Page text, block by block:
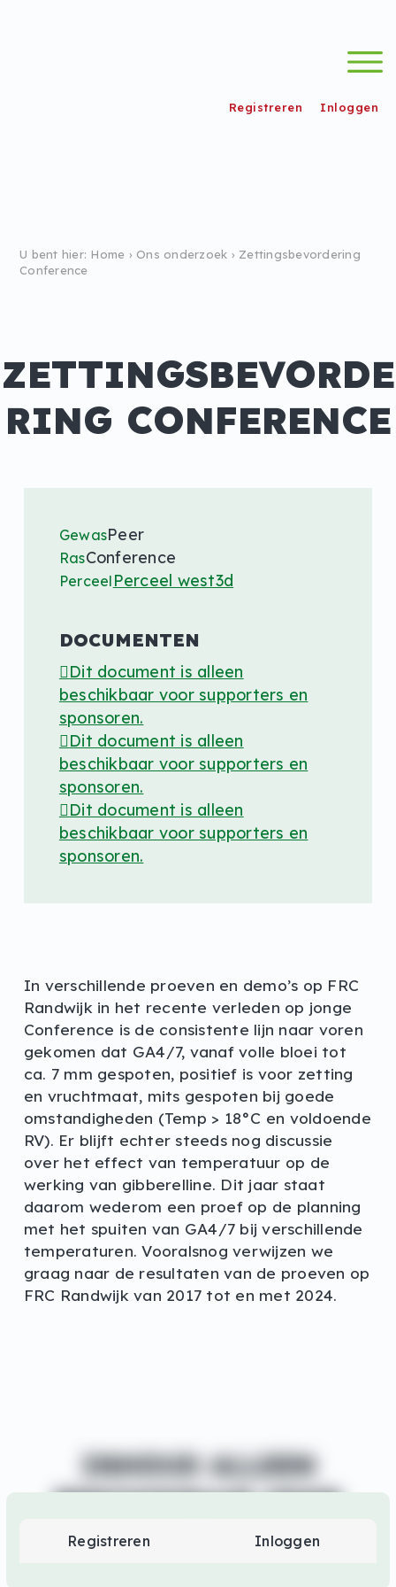
Registreren Inloggen
U bent hier: Home › Ons onderzoek › Zettingsbevordering
Conference
ZETTINGSBEVORDE
RING CONFERENCE
GewasPeer
RasConference
Perceel Perceel west3d
DOCUMENTEN
Dit document is alleen
beschikbaar voor supporters en
sponsoren.
Dit document is alleen
beschikbaar voor supporters en
sponsoren.
Dit document is alleen
beschikbaar voor supporters en
sponsoren.
In verschillende proeven en demo’s op FRC
Randwijk in het recente verleden op jonge
Conference is de consistente lijn naar voren
gekomen dat GA4/7, vanaf volle bloei tot
ca. 7 mm gespoten, positief is voor zetting
en vruchtmaat, mits gespoten bij goede
omstandigheden (Temp > 18°C en voldoende
RV). Er blijft echter steeds nog discussie
over het effect van temperatuur op de
werking van gibberelline. Dit jaar staat
daarom wederom een proef op de planning
met het spuiten van GA4/7 bij verschillende
temperaturen. Vooralsnog verwijzen we
graag naar de resultaten van de proeven op
FRC Randwijk van 2017 tot en met 2024.
INHOUD ALLEEN
BESCHIKBAAR VOOR
SUPPORTERS EN
INLOGGEN
Registreren Inloggen